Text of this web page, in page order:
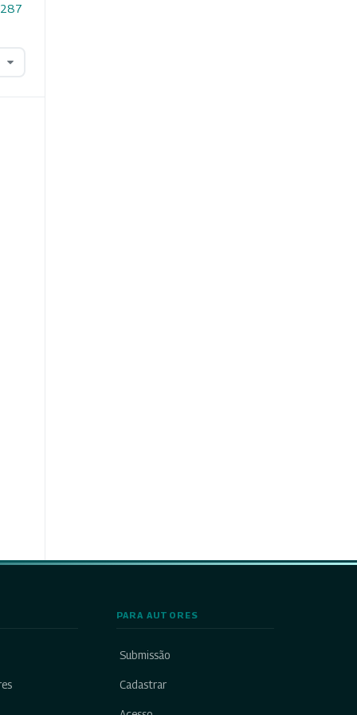
PARA AUTORES
Submissão
Cadastrar